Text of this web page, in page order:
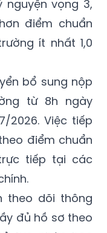
ít nhất 1,0
bổ sung nộp
từ 8h ngày
2026. Việc tiếp
điểm chuẩn
tiếp tại các
theo dõi thông
đủ hồ sơ theo
tục nhập học
đảm quyền